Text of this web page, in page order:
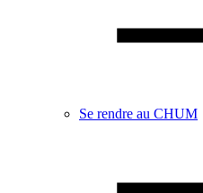
Se rendre au CHUM